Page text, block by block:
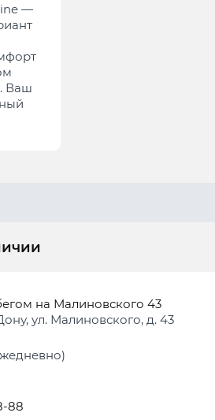
—
Ваш
на Малиновского 43
ул. Малиновского, д. 43
88